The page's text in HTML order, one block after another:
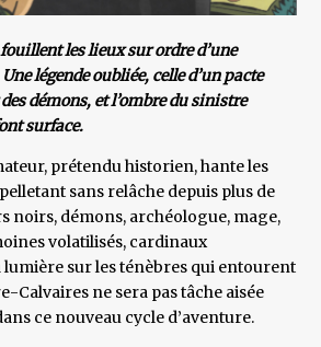
les lieux sur ordre d’une
légende oubliée, celle d’un pacte
démons, et l’ombre du sinistre
surface.
prétendu historien, hante les
sans relâche depuis plus de
noirs, démons, archéologue, mage,
volatilisés, cardinaux
sur les ténèbres qui entourent
Calvaires ne sera pas tâche aisée
ce nouveau cycle d’aventure.